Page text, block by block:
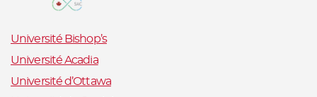
Université Bishop’s
Université Acadia
Université d’Ottawa